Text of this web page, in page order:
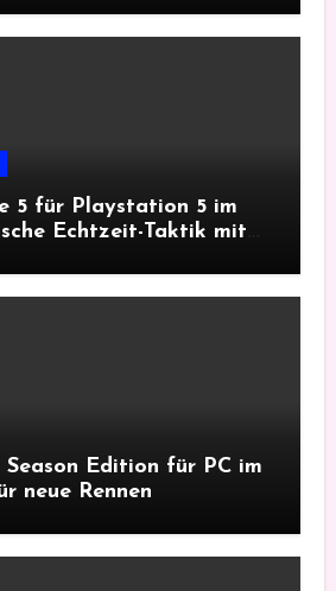
5 für Playstation 5 im
Echtzeit-Taktik mit
Season Edition für PC im
neue Rennen